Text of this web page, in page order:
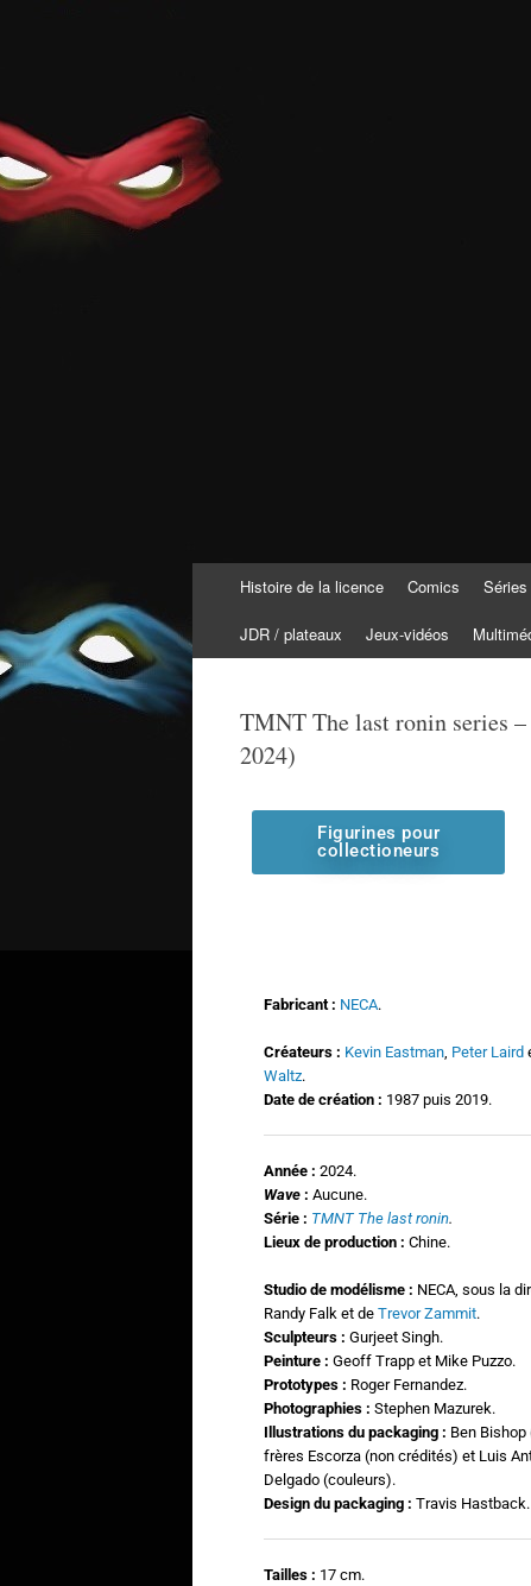
Tortuepédia
L'encyclopédie des Tortues Ninja !
Histoire de la licence Comics
JDR / plateaux Jeux-vidéos
TMNT The last ronin series
2024)
Figurines pour
collectioneurs
Fabricant : NECA.
Créateurs : Kevin Eastman Peter Laird
Waltz.
Date de création : 1987 puis 2019.
Année : 2024.
Wave : Aucune.
Série : TMNT The last ronin.
Lieux de production : Chine.
Studio de modélisme : NECA, sous la
Randy Falk et de Trevor Zammit.
Sculpteurs : Gurjeet Singh.
Peinture : Geoff Trapp et Mike Puzzo.
Prototypes : Roger Fernandez.
Photographies : Stephen Mazurek.
Illustrations du packaging : Ben Bishop
frères Escorza (non crédités) et Luis
Delgado (couleurs).
Design du packaging : Travis Hastback.
Tailles : 17 cm.